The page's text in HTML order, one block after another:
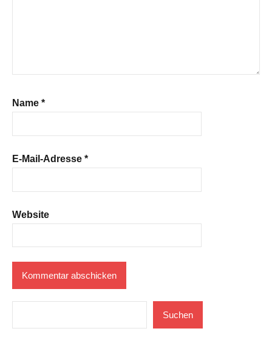
Name *
E-Mail-Adresse *
Website
Suchen